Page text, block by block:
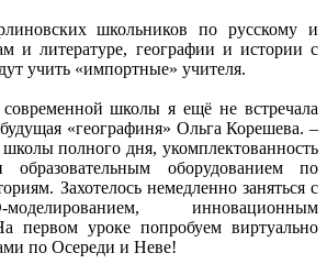
школьников по русскому и
и литературе, географии и истории с
учить «импортные» учителя.
школы я ещё не встречала
«географиня» Ольга Корешева. –
полного дня, укомплектованность
образовательным оборудованием по
Захотелось немедленно заняться с
инновационным
первом уроке попробуем виртуально
по Осереди и Неве!